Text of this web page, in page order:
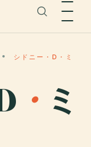
シドニー・D・ミ
・ ミ